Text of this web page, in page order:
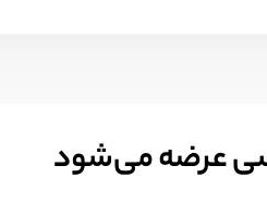
عرضه می‌شود